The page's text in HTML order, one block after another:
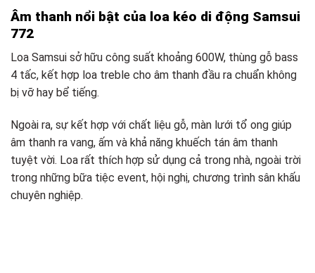
Âm thanh nổi bật của loa kéo di động Samsui
772
Loa Samsui sở hữu công suất khoảng 600W, thùng gỗ bass
4 tấc, kết hợp loa treble cho âm thanh đầu ra chuẩn không
bị vỡ hay bể tiếng.
Ngoài ra, sự kết hợp với chất liệu gỗ, màn lưới tổ ong giúp
âm thanh ra vang, ấm và khả năng khuếch tán âm thanh
tuyệt vời. Loa rất thích hợp sử dụng cả trong nhà, ngoài trời
trong những bữa tiệc event, hội nghị, chương trình sân khấu
chuyên nghiệp.